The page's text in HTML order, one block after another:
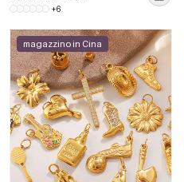
+6
magazzino in Cina